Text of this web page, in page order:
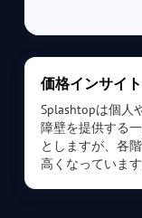
価格インサイト
Splashtopは個人
障壁を提供する
としますが、各
高くなっています